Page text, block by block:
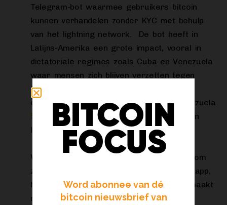
Telegram-bot waarmee gebruikers bitcoin
kunnen verhandelen zonder KYC met behulp
van het lightning network. De bot heeft in
Latijns-Amerika een grote impact, vooral in
dictatoriale regimes zoals Cuba en Venezuela
waar mensen zich blijven verzetten tegen
tirannie. In 2022 ontving de bitcoin-
ontwikkelaar Francisco Calderon uit Venezuela
50 miljoen sats
om verder te werken aan
lnp2pbot.
Waar Calderon aanvankelijk begonnen is om
zijn bot te bouwen bovenop de Telegram app,
heeft hij nu de complete ommezwaai gemaakt
naar nostr. Om de werking van de bot
BITCOIN
FOCUS
Word abonnee van dé
bitcoin nieuwsbrief van